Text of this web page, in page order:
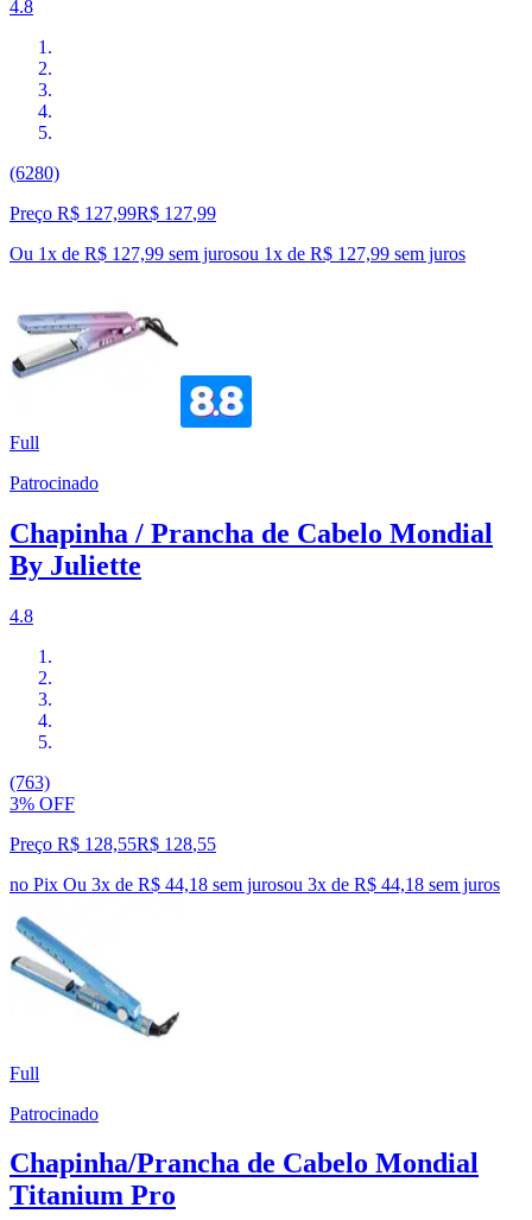
4.8
(6280)
Preço R$ 127,99R$ 127,99
Ou 1x de R$ 127,99 sem jurosou 1x de R$ 127,99 sem juros
Full
Patrocinado
Chapinha / Prancha de Cabelo Mondial
By Juliette
4.8
(763)
3% OFF
Preço R$ 128,55R$ 128,55
no Pix Ou 3x de R$ 44,18 sem jurosou 3x de R$ 44,18 sem juros
Full
Patrocinado
Chapinha/Prancha de Cabelo Mondial
Titanium Pro